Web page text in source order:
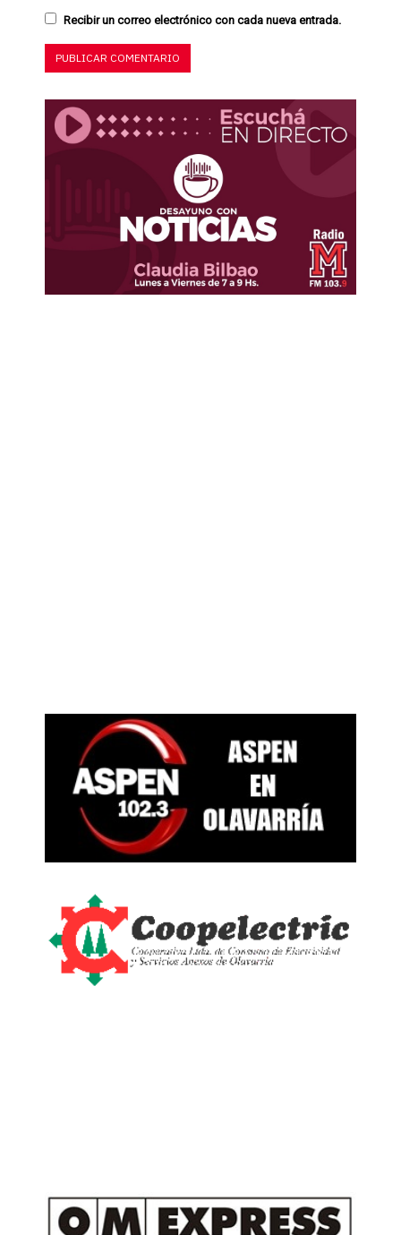
Recibir un correo electrónico con cada nueva entrada.